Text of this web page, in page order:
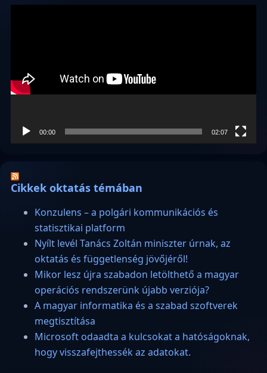
00:00 02:07
Cikkek oktatás témában
Konzulens – a polgári kommunikációs és
statisztikai platform
Nyílt levél Tanács Zoltán miniszter úrnak, az
oktatás és függetlenség jövőjéről!
Mikor lesz újra szabadon letölthető a magyar
operációs rendszerünk újabb verziója?
A magyar informatika és a szabad szoftverek
megtisztítása
Microsoft odaadta a kulcsokat a hatóságoknak,
hogy visszafejthessék az adatokat.